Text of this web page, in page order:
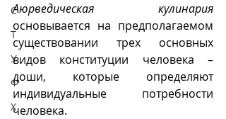
С
Т
У
Ф
Х
Аюрведическая кулинария
основывается на предполагаемом
существовании трех основных
видов конституции человека –
доши, которые определяют
индивидуальные потребности
человека.